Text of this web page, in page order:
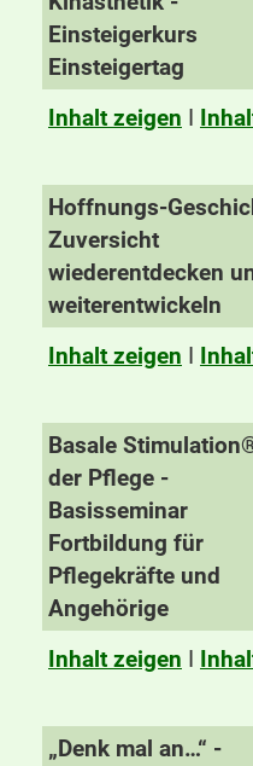
Einsteigerkurs
Einsteigertag
Inhalt zeigen I
Hoffnungs-
Zuversicht
wiederentdecken
weiterentwickeln
Inhalt zeigen I
Basale
der Pflege -
Basisseminar
Fortbildung für
Pflegekräfte und
Angehörige
Inhalt zeigen I
„Denk mal an…“ -